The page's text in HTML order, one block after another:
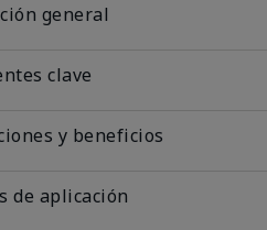
general
clave
y beneficios
de aplicación